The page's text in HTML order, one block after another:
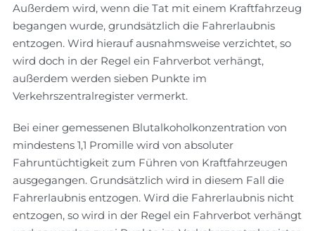
Außerdem wird, wenn die Tat mit einem Kraftfahrzeug
begangen wurde, grundsätzlich die Fahrerlaubnis
entzogen. Wird hierauf ausnahmsweise verzichtet, so
wird doch in der Regel ein Fahrverbot verhängt,
außerdem werden sieben Punkte im
Verkehrszentralregister vermerkt.
Bei einer gemessenen Blutalkoholkonzentration von
mindestens 1,1 Promille wird von absoluter
Fahruntüchtigkeit zum Führen von Kraftfahrzeugen
ausgegangen. Grundsätzlich wird in diesem Fall die
Fahrerlaubnis entzogen. Wird die Fahrerlaubnis nicht
entzogen, so wird in der Regel ein Fahrverbot verhängt